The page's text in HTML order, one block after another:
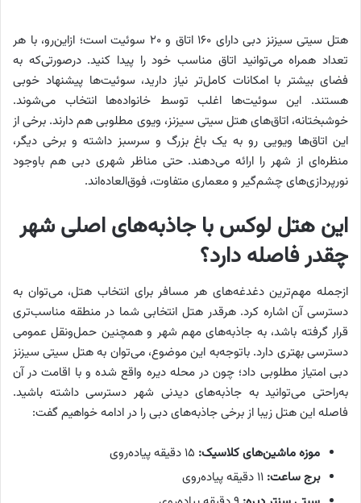
هتل سیتی سیزنز دبی دارای ۱۶۰ اتاق و ۲۰ سوئیت است؛ ازاین‌رو، با هر
تعداد همراه می‌توانید اتاق مناسب خود را پیدا کنید. درصورتی‌که به
فضای بیشتر با امکانات کامل‌تر نیاز دارید، سوئیت‌ها پیشنهاد خوبی
هستند. این سوئیت‌ها اغلب توسط خانواده‌ها انتخاب می‌شوند.
خوشبختانه، اتاق‌های هتل سیتی سیزنز، ویوی مطلوبی هم دارند. برخی از
این اتاق‌ها ویویی رو به یک باغ بزرگ و سرسبز داشته و برخی دیگر،
منظره‌ای از شهر را ارائه می‌دهند. حتی مناظر شهری دبی هم باوجود
نورپردازی‌های چشم‌گیر و معماری متفاوت، فوق‌العاده‌اند.
این هتل لوکس با جاذبه‌های اصلی شهر
چقدر فاصله دارد؟
ازجمله مهم‌ترین دغدغه‌های هر مسافر برای انتخاب هتل، می‌توان به
دسترسی آن اشاره کرد. هرقدر هتل انتخابی شما در منطقه مناسب‌تری
قرار گرفته باشد، به جاذبه‌های مهم شهر و همچنین حمل‌ونقل عمومی
دسترسی بهتری دارد. باتوجه‌به این موضوع، می‌توان به هتل سیتی سیزنز
دبی امتیاز مطلوبی داد؛ چون در محله دیره واقع شده و با اقامت در آن
به‌راحتی می‌توانید به جاذبه‌های دیدنی شهر دسترسی داشته باشید.
فاصله این هتل زیبا از برخی جاذبه‌های دبی را در ادامه خواهیم گفت:
موزه ماشین‌های کلاسیک:
برج ساعت: ۱۱ دقیقه پیاده‌روی